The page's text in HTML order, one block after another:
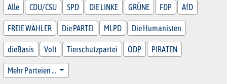
Alle
CDU/CSU SPD DIE LINKE GRÜNE FDP AfD
FREIE WÄHLER Die PARTEI MLPD Die Humanisten
dieBasis Volt Tierschutzpartei ÖDP PIRATEN
Mehr Parteien …